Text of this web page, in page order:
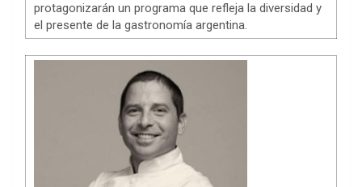
protagonizarán un programa que refleja la diversidad y
el presente de la gastronomía argentina.